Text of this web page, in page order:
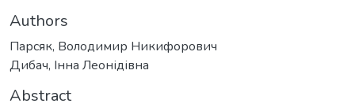
Authors
Парсяк, Володимир Никифорович
Дибач, Інна Леонідівна
Abstract